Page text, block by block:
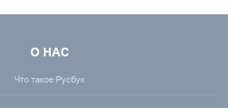
О НАС
Что такое Русбук